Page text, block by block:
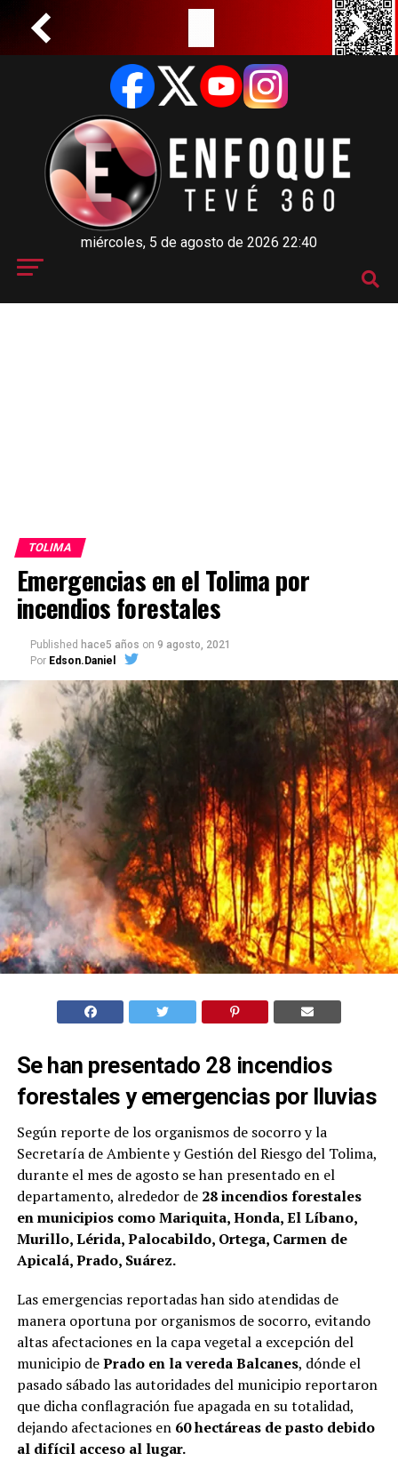
miércoles, 5 de agosto de 2026 22:40
TOLIMA
Emergencias en el Tolima por
incendios forestales
Published hace5 años on 9 agosto, 2021
Por Edson.Daniel
Se han presentado 28 incendios
forestales y emergencias por lluvias
Según reporte de los organismos de socorro y la
Secretaría de Ambiente y Gestión del Riesgo del Tolima,
durante el mes de agosto se han presentado en el
departamento, alrededor de 28 incendios forestales
en municipios como Mariquita, Honda, El Líbano,
Murillo, Lérida, Palocabildo, Ortega, Carmen de
Apicalá, Prado, Suárez.
Las emergencias reportadas han sido atendidas de
manera oportuna por organismos de socorro, evitando
altas afectaciones en la capa vegetal a excepción del
municipio dePrado en la vereda Balcanes, dónde el
pasado sábado las autoridades del municipio reportaron
que dicha conflagración fue apagada en su totalidad,
dejando afectaciones en 60 hectáreas de pasto debido
al difícil acceso al lugar.